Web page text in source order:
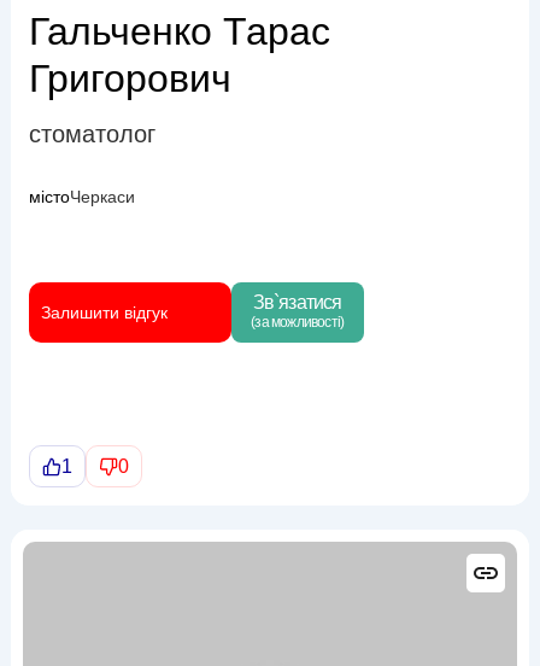
Гальченко Тарас
Григорович
стоматолог
містоЧеркаси
Залишити відгук Зв`язатися
(за можливості)
1 0